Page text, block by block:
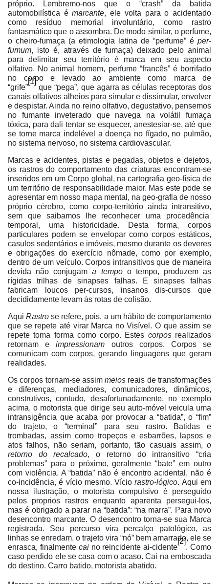
próprio. Lembremo-nos que o “crash” da batida
automobilística émarcante, ele volta para o acidentado
como resíduo memorial involuntário, como rastro
fantasmático que o assombra. De modo similar, o perfume,
o cheiro-fumaça (a etimologia latina de “perfume” é per-
fumum, isto é, através de fumaça) deixado pelo animal
para delimitar seu território é marca em seu aspecto
olfativo. No animal homem, perfume “francês” é borrifado
no corpo e levado ao ambiente como marca de
“grife”
[1]
que “pega”, que agarra as células receptoras dos
canais olfativos alheios para simular e dissimular, envolver
e despistar. Ainda no reino olfativo, degustativo, pensemos
no fumante inveterado que navega na volátil fumaça
tóxica, para dali tentar se esquecer, anestesiar-se, até que
se torne marca indelével a doença no fígado, no pulmão,
no sistema nervoso, no sistema cardiovascular.
Marcas e acidentes, pistas e pegadas, objetos e dejetos,
os rastros do comportamento das criaturas encontram-se
inseridos em um Corpo global, na cartografia geo-física de
um território de responsabilidade maior. Mas este pode se
apresentar em nosso mapa mental, na geo-grafia de nosso
próprio cérebro, como corpo-território ainda intransitivo,
sem que saibamos lhe reconhecer uma procedência
temporal, uma historicidade. Desta forma, corpos
particulares podem se envelopar como corpos estáticos,
casulos sedentários e imóveis, mesmo durante os deveres
e obrigações do exercício nômade, como por exemplo,
dentro de um veículo. Corpos intransitivos que de maneira
devida não conjugama tempoo tempo, produzem as
rígidas trilhas de sinapses falhas. E sinapses falhas
fabricam loucos per-cursos, insanos dis-cursos que
decididamente levam às rotas de colisão.
AquiRastro se refere, pois, a um hábito de comportamento
que se repete até virar Marca no Visível. O que assim se
repete toma forma como corpo. Estes corposrealizados
retornam eimpressionam
outros corpos. Corpos se
comunicam com corpos, gerando linguagens que geram
realidades.
Os corpos tornam-se assimmeios reais de transformações
e diferenças, mediadores, comunicadores, dinâmicos,
construtivos, contudo, desafortunadamente, no exemplo
acima, o motorista que dirige seu auto-móvel veicula uma
intransigência que acaba por provocar a “batida”, o “fim”
do trajeto, o “terminal” para seu rastro. Batidas e
trombadas, assim como tropeços e esbarrões, lapsos e
atos falhos, não seriam, portanto, tão casuais assim, o
retorno do recalcado, o retorno do intransitivo “cria
problemas” para o próximo, geralmente “bate” em outro
com violência. A “batida” não é encontro acidental, não é
co-incidência, é vício mesmo. Víciorastro-lógico. Aqui em
nossa ilustração, o motorista compulsivo é perseguido
pelos proprios rastros enquanto aparenta persegui-los,
mas é obrigado a parar na “batida”: “na marra”. Para novo
desencontro marcante. O desencontro torna-se sua Marca
registrada. Seu percurso vira percalço patológico, as
linhas se enredam, o trajeto vira “nó” bem amarrado, ele se
enrasca, finalmente caino reincidente ai-cidente
[2]
. Como
caso perdido ele se casa com o acaso. Cai na emboscada
do destino. Carro batido, motorista abatido.